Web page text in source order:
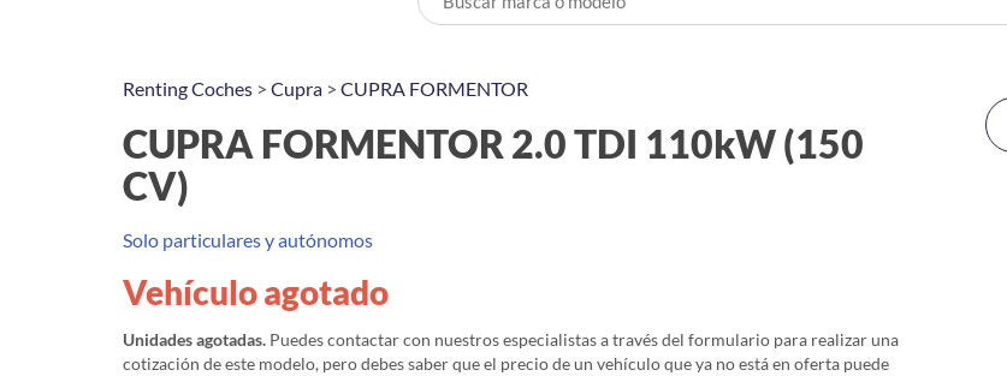
Renting Coches > Cupra > CUPRA FORMENTOR
CUPRA FORMENTOR 2.0 TDI 110kW (150
CV)
Solo particulares y autónomos
Vehículo agotado
Unidades agotadas. Puedes contactar con nuestros especialistas a través del formulario para realizar una
cotización de este modelo, pero debes saber que el precio de un vehículo que ya no está en oferta puede